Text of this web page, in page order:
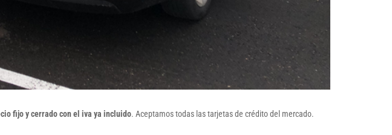
fijo y cerrado con el iva ya incluido. Aceptamos todas las tarjetas de crédito del mercado.